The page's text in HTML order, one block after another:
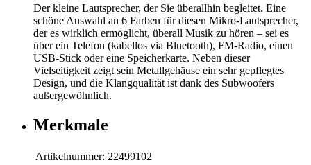
Der kleine Lautsprecher, der Sie überallhin begleitet. Eine
schöne Auswahl an 6 Farben für diesen Mikro-Lautsprecher,
der es wirklich ermöglicht, überall Musik zu hören – sei es
über ein Telefon (kabellos via Bluetooth), FM-Radio, einen
USB-Stick oder eine Speicherkarte. Neben dieser
Vielseitigkeit zeigt sein Metallgehäuse ein sehr gepflegtes
Design, und die Klangqualität ist dank des Subwoofers
außergewöhnlich.
Merkmale
Artikelnummer: 22499102